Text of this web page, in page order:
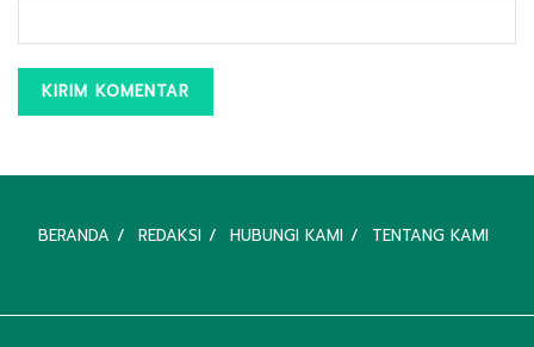
BERANDA REDAKSI HUBUNGI KAMI TENTANG KAMI